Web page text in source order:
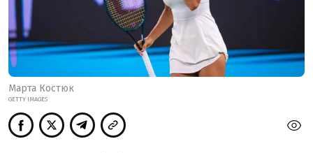
Марта Костюк
GETTY IMAGES